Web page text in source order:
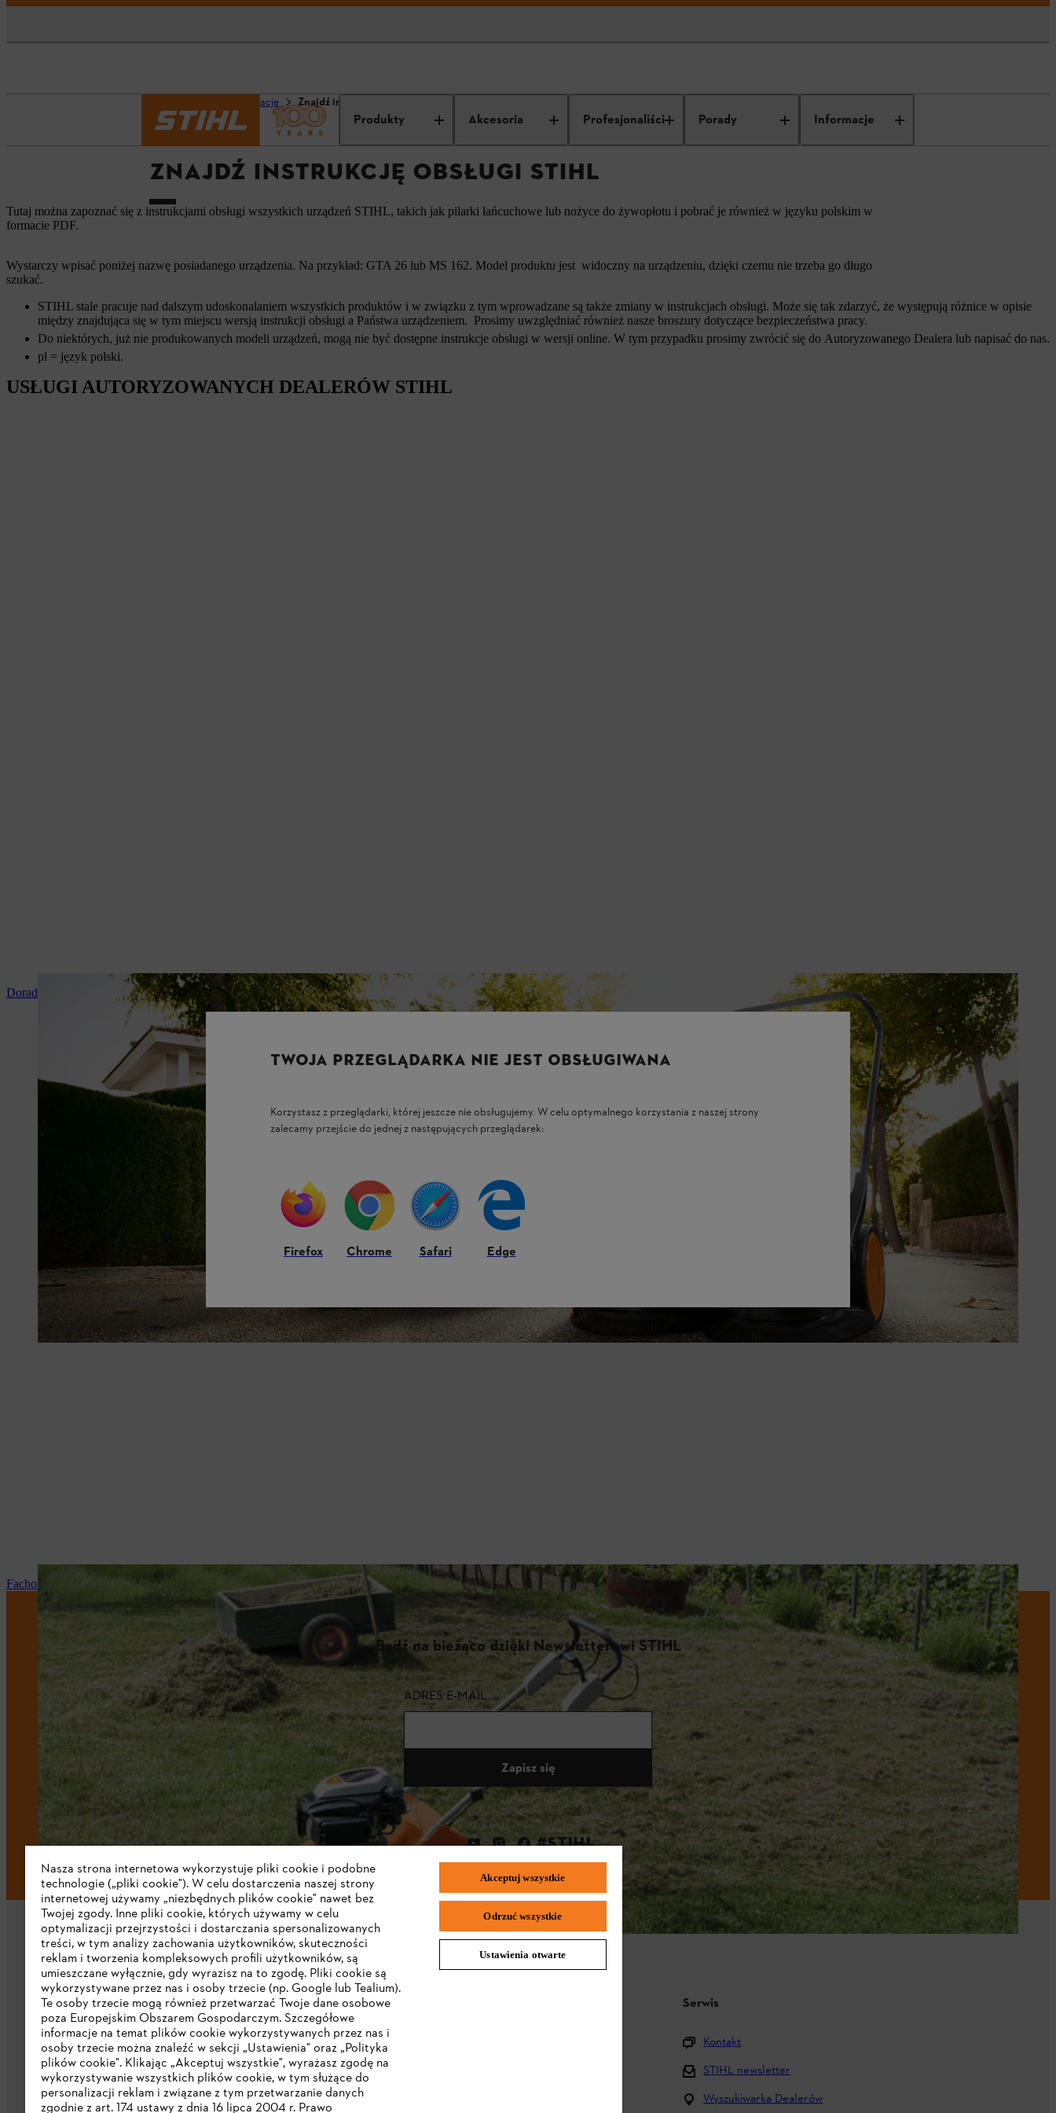
Produkty Akcesoria Profesjonaliści Porady Informacje
Informacje Znajdź instrukcję obsługi STIHL
ZNAJDŹ INSTRUKCJĘ OBSŁUGI STIHL
Tutaj można zapoznać się z instrukcjami obsługi wszystkich urządzeń STIHL, takich jak pilarki łańcuchowe lub nożyce do żywopłotu i pobrać je również w języku polskim w
formacie PDF.
Wystarczy wpisać poniżej nazwę posiadanego urządzenia. Na przykład: GTA 26 lub MS 162. Model produktu jest widoczny na urządzeniu, dzięki czemu nie trzeba go długo
szukać.
STIHL stale pracuje nad dalszym udoskonalaniem wszystkich produktów i w związku z tym wprowadzane są także zmiany w instrukcjach obsługi. Może się tak zdarzyć, że występują różnice w opisie
między znajdująca się w tym miejscu wersją instrukcji obsługi a Państwa urządzeniem. Prosimy uwzględniać również nasze broszury dotyczące bezpieczeństwa pracy.
Do niektórych, już nie produkowanych modeli urządzeń, mogą nie być dostępne instrukcje obsługi w wersji online. W tym przypadku prosimy zwrócić się do Autoryzowanego Dealera lub napisać do nas.
pl = język polski.
USŁUGI AUTORYZOWANYCH DEALERÓW STIHL
Doradztwo i instruktaż produktowy
Fachowy serwis i naprawy
Bądź na bieżąco dzięki Newsletterowi STIHL
ADRES E-MAIL
Zapisz się
#STIHL
Firma
O nas
Pobierz katalog
STIHL Integrity Line
Serwis
Kontakt
STIHL newsletter
Wyszukiwarka Dealerów
TWOJA PRZEGLĄDARKA NIE JEST OBSŁUGIWANA
Korzystasz z przeglądarki, której jeszcze nie obsługujemy. W celu optymalnego korzystania z naszej strony
zalecamy przejście do jednej z następujących przeglądarek:
Firefox Chrome Safari Edge
Nasza strona internetowa wykorzystuje pliki cookie i podobne
technologie („pliki cookie"). W celu dostarczenia naszej strony
internetowej używamy „niezbędnych plików cookie" nawet bez
Twojej zgody. Inne pliki cookie, których używamy w celu
optymalizacji przejrzystości i dostarczania spersonalizowanych
treści, w tym analizy zachowania użytkowników, skuteczności
reklam i tworzenia kompleksowych profili użytkowników, są
umieszczane wyłącznie, gdy wyrazisz na to zgodę. Pliki cookie są
wykorzystywane przez nas i osoby trzecie (np. Google lub Tealium).
Te osoby trzecie mogą również przetwarzać Twoje dane osobowe
poza Europejskim Obszarem Gospodarczym. Szczegółowe
informacje na temat plików cookie wykorzystywanych przez nas i
osoby trzecie można znaleźć w sekcji „Ustawienia" oraz „Polityka
plików cookie". Klikając „Akceptuj wszystkie", wyrażasz zgodę na
wykorzystywanie wszystkich plików cookie, w tym służące do
personalizacji reklam i związane z tym przetwarzanie danych
zgodnie z art. 174 ustawy z dnia 16 lipca 2004 r. Prawo
Akceptuj wszystkie
Odrzuć wszystkie
Ustawienia otwarte